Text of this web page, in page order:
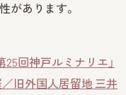
があります。
25回神戸ルミナリエ」
／旧外国人居留地 三井